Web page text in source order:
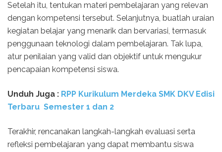
Setelah itu, tentukan materi pembelajaran yang relevan
dengan kompetensi tersebut. Selanjutnya, buatlah uraian
kegiatan belajar yang menarik dan bervariasi, termasuk
penggunaan teknologi dalam pembelajaran. Tak lupa,
atur penilaian yang valid dan objektif untuk mengukur
pencapaian kompetensi siswa.
Unduh Juga : RPP Kurikulum Merdeka SMK DKV Edisi
Terbaru Semester 1 dan 2
Terakhir, rencanakan langkah-langkah evaluasi serta
refleksi pembelajaran yang dapat membantu siswa